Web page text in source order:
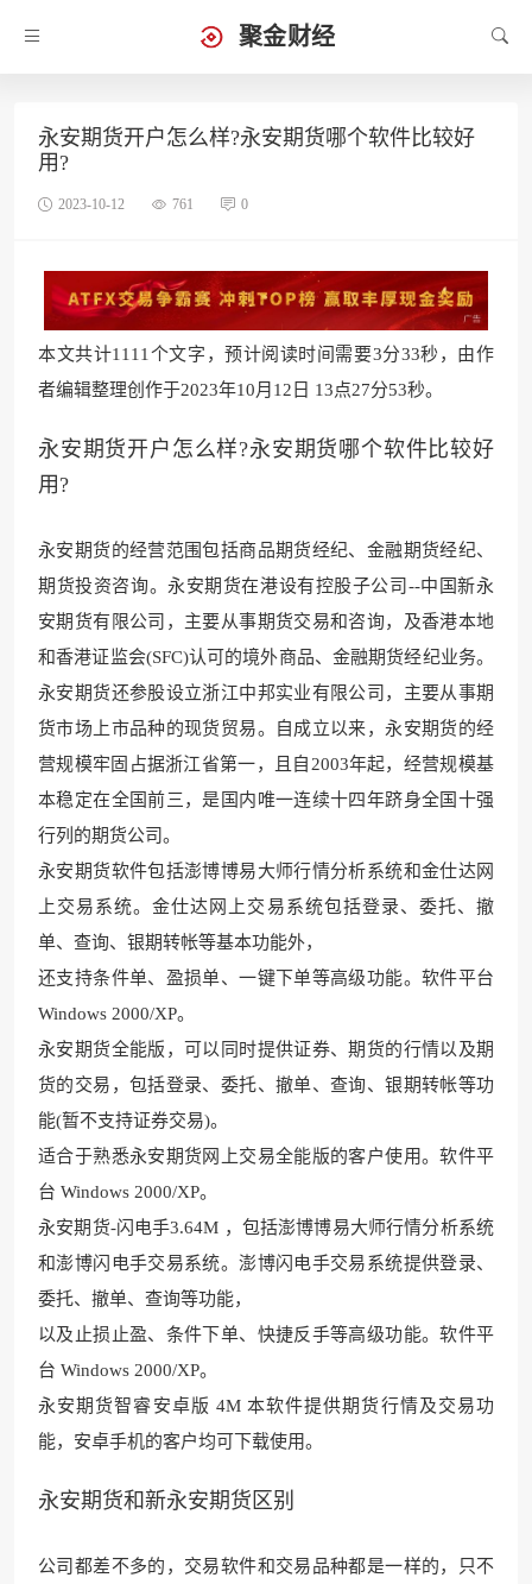
聚金财经
永安期货开户怎么样?永安期货哪个软件比较好
用?
2023-10-12 761 0
本文共计1111个文字，预计阅读时间需要3分33秒，由作
者编辑整理创作于2023年10月12日 13点27分53秒。
永安期货开户怎么样?永安期货哪个软件比较好
用?
永安期货的经营范围包括商品期货经纪、金融期货经纪、
期货投资咨询。永安期货在港设有控股子公司--中国新永
安期货有限公司，主要从事期货交易和咨询，及香港本地
和香港证监会(SFC)认可的境外商品、金融期货经纪业务。
永安期货还参股设立浙江中邦实业有限公司，主要从事期
货市场上市品种的现货贸易。自成立以来，永安期货的经
营规模牢固占据浙江省第一，且自2003年起，经营规模基
本稳定在全国前三，是国内唯一连续十四年跻身全国 十强
行列的期货公司 。
永安期货软件包括澎博博易大师行情分析系统和金仕达网
上交易系统。金仕达网上交易系统包括登录、委托、撤
单、 查询、银期转帐等基本功能外，
还支持条件单、盈损单、一键下单等高级功能。软件平台
Windows 2000/XP。
永安期货全能版，可以同时提供证券、期货的行情以及期
货的交易，包括登录、委托、撤单、查询、银期转帐等功
能(暂不支持证券交易)。
适合于熟悉永安期货网上交易全能版的客户使用。软件平
台 Windows 2000/XP。
永安期货-闪电手3.64M ，包括澎博博易大师行情分析系统
和澎博闪电手交易系统。澎博闪电手交易系统提供登录、
委托、撤单、查询等功能，
以及止损止盈、条件下单、快捷反手等高级功能。软件平
台 Windows 2000/XP。
永安期货智睿安卓版 4M 本软件提供期货行情及交易功
能，安卓手机的客户均可下载使用。
永安期货和新永安期货区别
公司都差不多的，交易软件和交易品种都是一样的，只不